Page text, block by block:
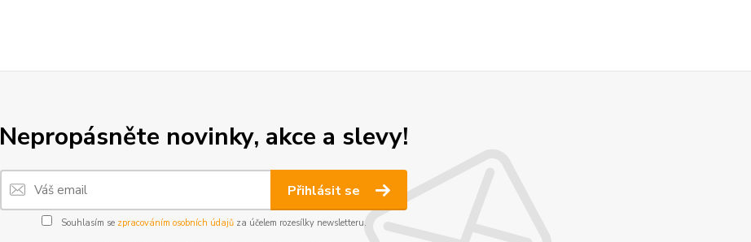
Nepropásněte novinky, akce a slevy!
Přihlásit se
Souhlasím se zpracováním osobních údajůza účelem rozesílky newsletteru.